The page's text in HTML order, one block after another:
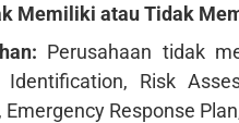
Memiliki atau Tidak
Perusahaan tidak
Identification, Risk
Emergency Response